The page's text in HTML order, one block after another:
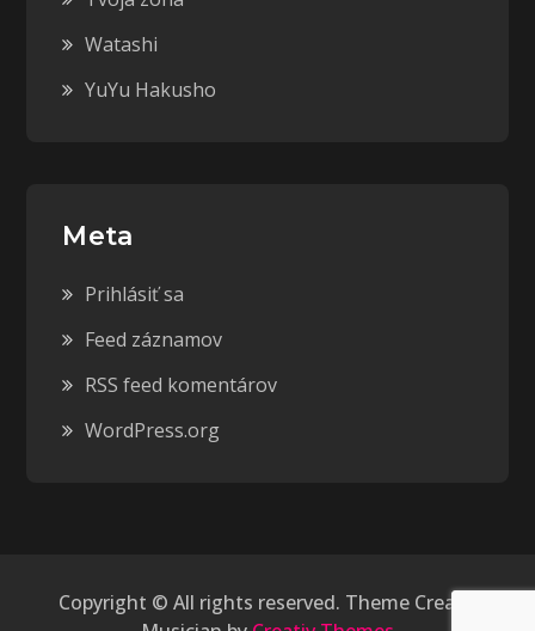
Watashi
YuYu Hakusho
Meta
Prihlásiť sa
Feed záznamov
RSS feed komentárov
WordPress.org
Copyright © All rights reserved. Theme Creativ